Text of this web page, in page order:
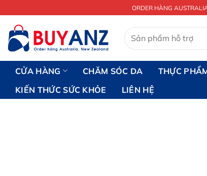
đến
nội
dung
ORDER HÀNG
kiếm:
CỬA HÀNG CHĂM SÓC DA THỰC
KIẾN THỨC SỨC KHỎE
LIÊN HỆ